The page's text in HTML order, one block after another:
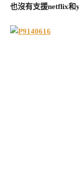
也沒有支援netflix和